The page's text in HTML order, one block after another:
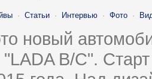
· Статьи · Интервью · Фото ·
новый
B/C".